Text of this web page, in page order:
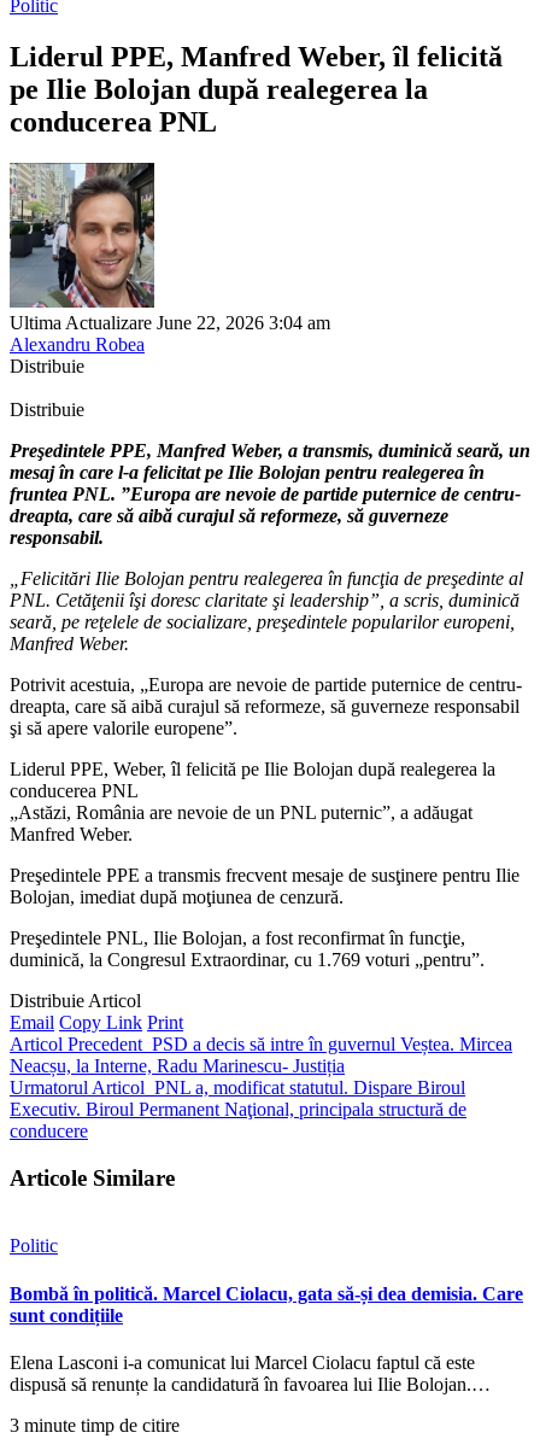
Politic
Liderul PPE, Manfred Weber, îl felicită
pe Ilie Bolojan după realegerea la
conducerea PNL
Ultima Actualizare June 22, 2026 3:04 am
Alexandru Robea
Distribuie
Distribuie
Preşedintele PPE, Manfred Weber, a transmis, duminică seară, un
mesaj în care l-a felicitat pe Ilie Bolojan pentru realegerea în
fruntea PNL. ”Europa are nevoie de partide puternice de centru-
dreapta, care să aibă curajul să reformeze, să guverneze
responsabil.
„Felicitări Ilie Bolojan pentru realegerea în funcţia de preşedinte al
PNL. Cetăţenii îşi doresc claritate şi leadership”, a scris, duminică
seară, pe reţelele de socializare, preşedintele popularilor europeni,
Manfred Weber.
Potrivit acestuia, „Europa are nevoie de partide puternice de centru-
dreapta, care să aibă curajul să reformeze, să guverneze responsabil
şi să apere valorile europene”.
Liderul PPE, Weber, îl felicită pe Ilie Bolojan după realegerea la
conducerea PNL
„Astăzi, România are nevoie de un PNL puternic”, a adăugat
Manfred Weber.
Preşedintele PPE a transmis frecvent mesaje de susţinere pentru Ilie
Bolojan, imediat după moţiunea de cenzură.
Preşedintele PNL, Ilie Bolojan, a fost reconfirmat în funcţie,
duminică, la Congresul Extraordinar, cu 1.769 voturi „pentru”.
Distribuie Articol
Email Copy Link Print
Articol Precedent PSD a decis să intre în guvernul Veștea. Mircea
Neacșu, la Interne, Radu Marinescu- Justiția
Urmatorul Articol PNL a, modificat statutul. Dispare Biroul
Executiv. Biroul Permanent Naţional, principala structură de
conducere
Articole Similare
Politic
Bombă în politică. Marcel Ciolacu, gata să-și dea demisia. Care
sunt condițiile
Elena Lasconi i-a comunicat lui Marcel Ciolacu faptul că este
dispusă să renunțe la candidatură în favoarea lui Ilie Bolojan.…
3 minute timp de citire